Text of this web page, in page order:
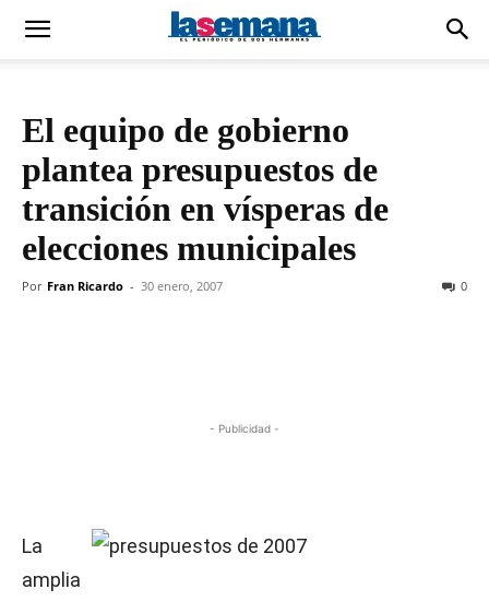
El equipo de gobierno
plantea presupuestos de
transición en vísperas de
elecciones municipales
Por Fran Ricardo - 30 enero, 2007 0
- Publicidad -
La
amplia